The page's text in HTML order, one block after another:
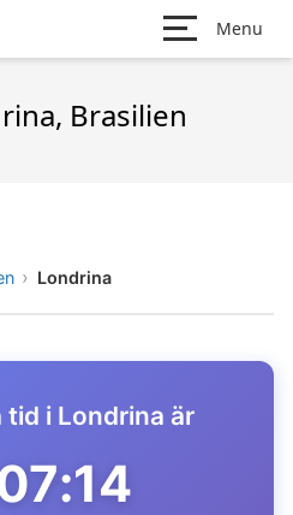
Menu
Brasilien
Londrina
tid i Londrina är